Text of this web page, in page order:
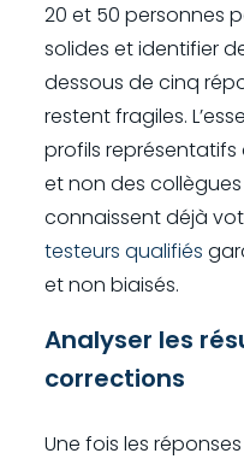
20 et 50 personnes
solides et identifier
dessous de cinq
restent fragiles.
profils
et non des
connaissent déjà
testeurs qualifiés
et non biaisés.
Analyser les
corrections
Une fois les